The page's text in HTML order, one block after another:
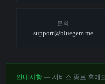
문의
support@bluegem.me
안내사항 — 서비스 종료 후에